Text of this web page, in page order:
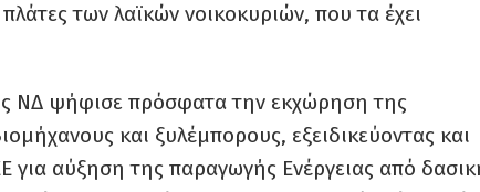
των λαϊκών νοικοκυριών, που τα έχει
ΝΔ ψήφισε πρόσφατα την εκχώρηση της
και ξυλέμπορους, εξειδικεύοντας και
για αύξηση της παραγωγής Ενέργειας από